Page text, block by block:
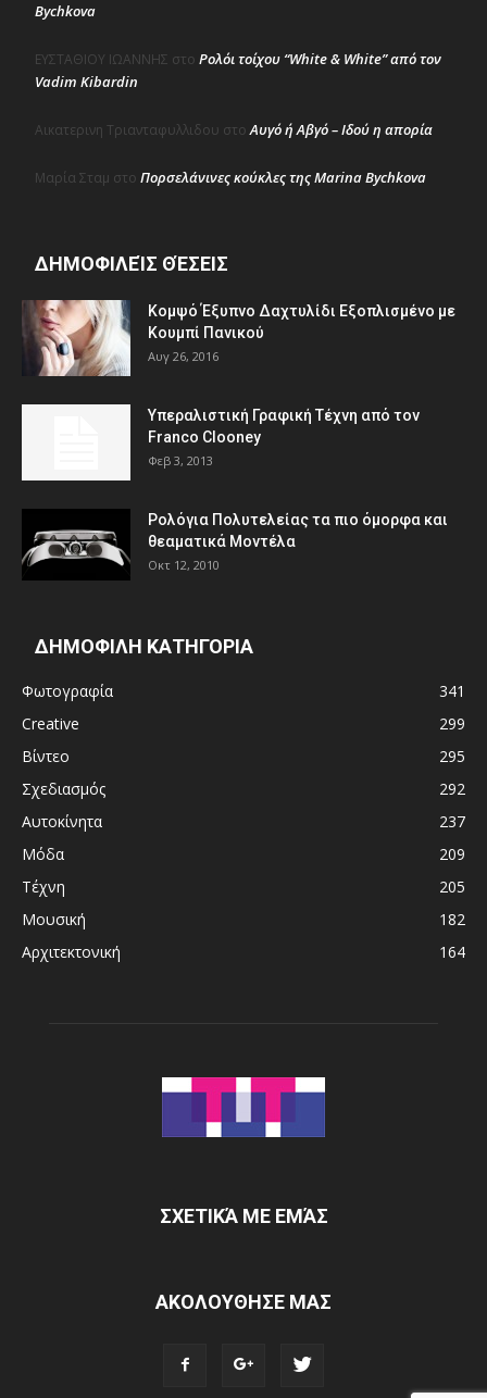
Bychkova
ΕΥΣΤΑΘΙΟΥ ΙΩΑΝΝΗΣ στο Ρολόι τοίχου “White & White” από τον
Vadim Kibardin
Αικατερινη Τριανταφυλλιδου στοΑυγό ή Αβγό – Ιδού η απορία
Μαρία Σταμ στο Πορσελάνινες κούκλες της Marina Bychkova
ΔΗΜΟΦΙΛΕΊΣ ΘΈΣΕΙΣ
Κομψό Έξυπνο Δαχτυλίδι Εξοπλισμένο με
Κουμπί Πανικού
Αυγ 26, 2016
Υπεραλιστική Γραφική Τέχνη από τον
Franco Clooney
Φεβ 3, 2013
Ρολόγια Πολυτελείας τα πιο όμορφα και
θεαματικά Μοντέλα
Οκτ 12, 2010
ΔΗΜΟΦΙΛΗ ΚΑΤΗΓΟΡΙΑ
Φωτογραφία
341
Creative
299
Βίντεο
295
Σχεδιασμός
292
Αυτοκίνητα
237
Μόδα
209
Τέχνη
205
Μουσική
182
Αρχιτεκτονική
164
ΣΧΕΤΙΚΆ ΜΕ ΕΜΆΣ
ΑΚΟΛΟΥΘΗΣΕ ΜΑΣ